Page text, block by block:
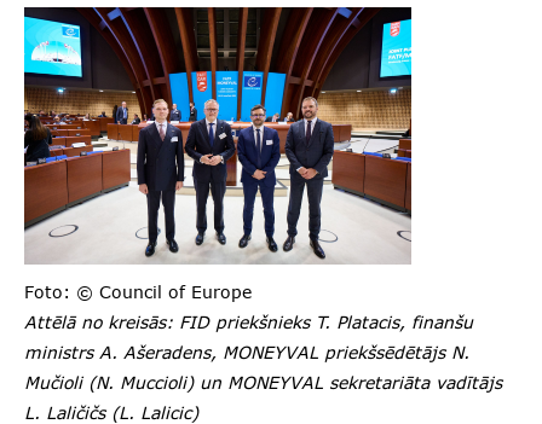
Foto: © Council of Europe
Attēlā no kreisās: FID priekšnieks T. Platacis, finanšu
ministrs A. Ašeradens, MONEYVAL priekšsēdētājs N.
Mučioli (N. Muccioli) un MONEYVAL sekretariāta vadītājs
L. Laličičs (L. Lalicic)